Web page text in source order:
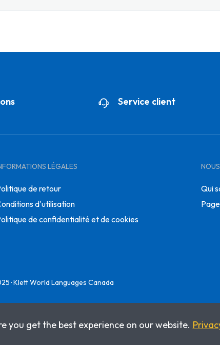
Service client
LÉGALES
de retour
d'utilisation
de confidentialité et de cookies
Qui
· Klett World Languages Canada
you get the best experience on our website.